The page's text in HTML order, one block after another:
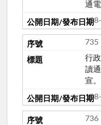
通
735
行
讀
宣。
736